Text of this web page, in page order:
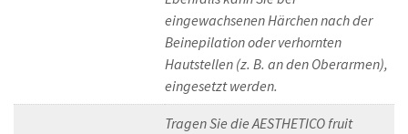
eingewachsenen Härchen nach der
Beinepilation oder verhornten
Hautstellen (z. B. an den Oberarmen),
eingesetzt werden.
Tragen Sie die AESTHETICO fruit